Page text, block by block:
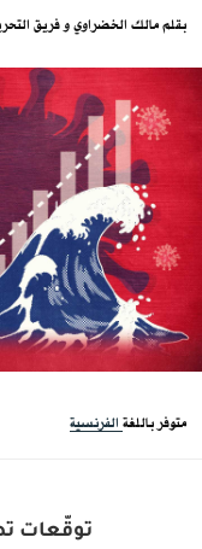
بقلم مالك الخضراوي فريق
متوفر باللغة الفرنسية
توقّعات